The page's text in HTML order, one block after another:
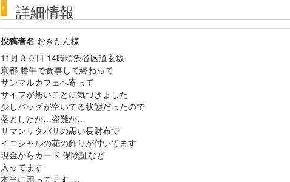
詳細情報
投稿者名 おきたん様
11月３０日 14時頃渋谷区道玄坂
京都 勝牛で食事して終わって
サンマルカフェへ寄って
サイフが無いことに気づきました
少しバッグが空いてる状態だったので
落としたか…盗難か…
サマンサタバサの黒い長財布で
イニシャルの花の飾りが付いてます
現金からカード 保険証など
入ってます
本当に困ってます…。